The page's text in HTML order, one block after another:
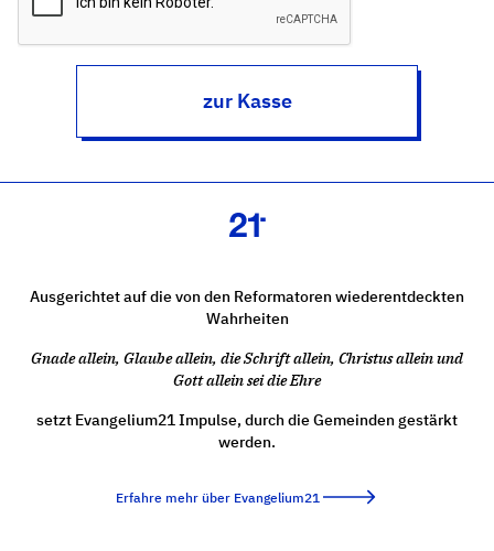
zur Kasse
Ausgerichtet auf die von den Reformatoren wiederentdeckten
Wahrheiten
Gnade allein, Glaube allein, die Schrift allein, Christus allein und
Gott allein sei die Ehre
setzt Evangelium21 Impulse, durch die Gemeinden gestärkt
werden.
Erfahre mehr über Evangelium21